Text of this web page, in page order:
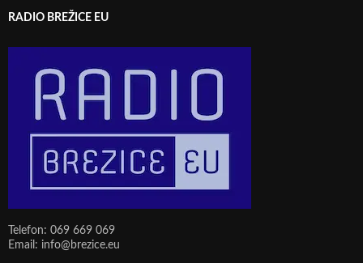
RADIO BREŽICE EU
Telefon: 069 669 069
Email: info@brezice.eu